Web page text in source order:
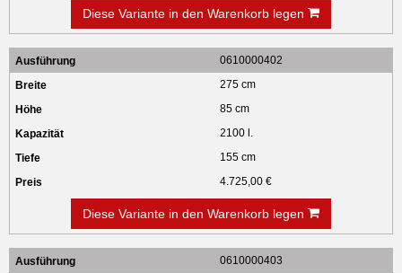
Diese Variante in den Warenkorb legen
0610000402
275 cm
85 cm
2100 l.
155 cm
4.725,00 €
Diese Variante in den Warenkorb legen
0610000403